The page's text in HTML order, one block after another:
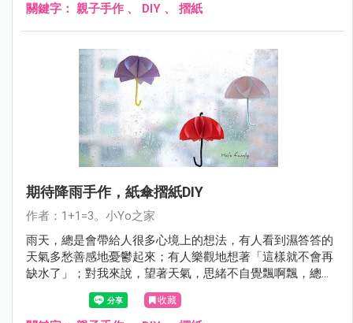
關鍵字： 親子手作 、 DIY 、 摺紙
期待降雨手作，紙傘摺紙DIY
作者：1+1=3。小Yo之家
雨天，總是會帶給人很多心境上的想法，有人看到濕答答的
天氣多愁善感地憂鬱起來；有人樂觀地想著「這樣就不會再
缺水了」；對我來說，望著天氣，思緒不自覺飄啊飄，總能
意外抓到一絲痕跡，點燃心中的手作魂！是啊，雨天是最好
的創作天！想起了不久前看到的一個小雨傘影片，與今日的
收藏